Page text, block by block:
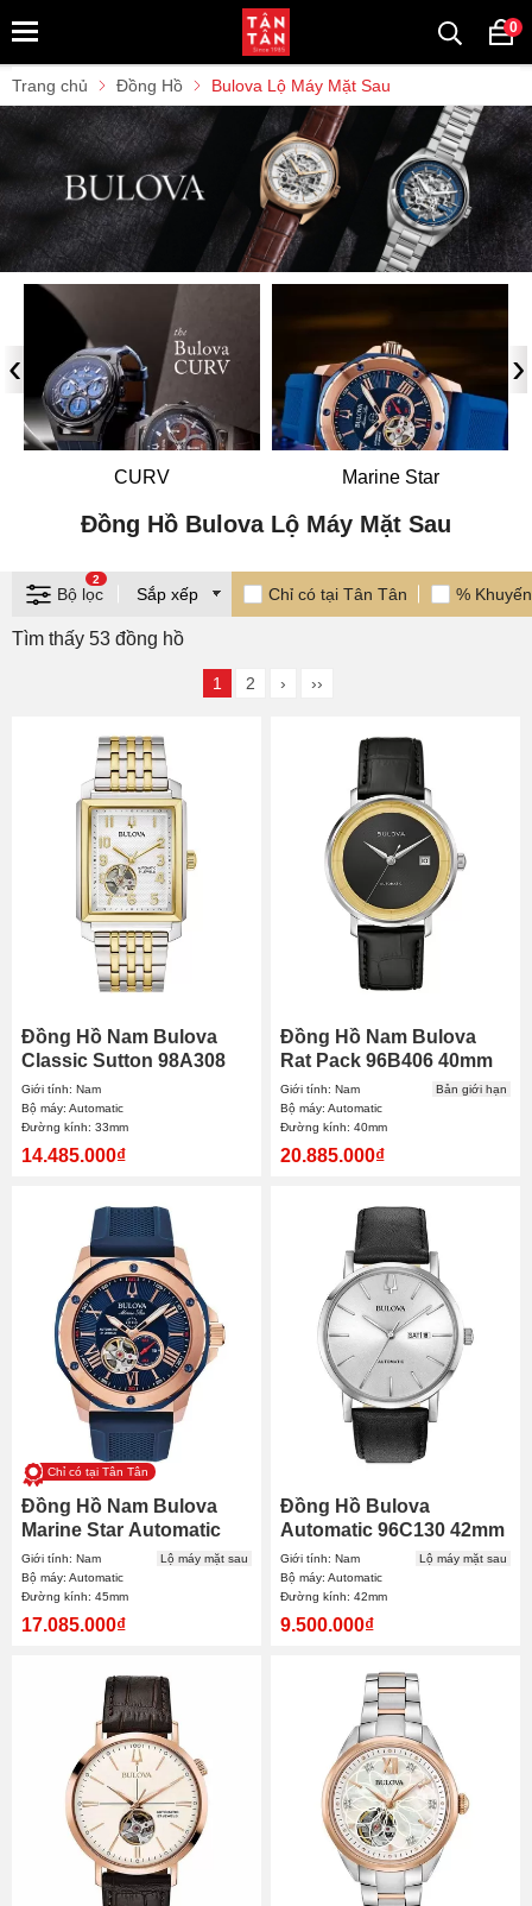
0
Trang chủ Đồng Hồ Bulova Lộ Máy Mặt Sau
CURV Marine Star
‹ ›
Đồng Hồ Bulova Lộ Máy Mặt Sau
Bộ lọc
2
Chỉ có tại Tân Tân %
Tìm thấy 53 đồng hồ
1 2 › ››
Đồng Hồ Nam Bulova
Classic Sutton 98A308
33mm
Giới tính: Nam
Bộ máy: Automatic
Đường kính: 33mm
14.485.000₫
Đồng Hồ Nam Bulova
Rat Pack 96B406 40mm
Giới tính: Nam
Bộ máy: Automatic
Đường kính: 40mm
Bản giới hạn
20.885.000₫
Chỉ có tại Tân Tân
Đồng Hồ Nam Bulova
Marine Star Automatic
98A227 45mm
Giới tính: Nam
Bộ máy: Automatic
Đường kính: 45mm
Lộ máy mặt sau
17.085.000₫
Đồng Hồ Bulova
Automatic 96C130 42mm
Nam
Giới tính: Nam
Bộ máy: Automatic
Đường kính: 42mm
Lộ máy mặt sau
9.500.000₫